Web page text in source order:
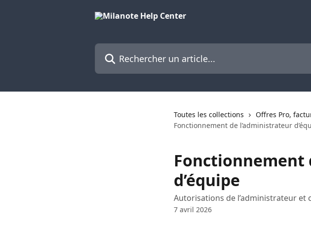
Rechercher un article...
Toutes les collections Offres Pro,
Fonctionnement de l’administrateur
Fonctionnement
d’équipe
Autorisations de l’administrateur et
7 avril 2026